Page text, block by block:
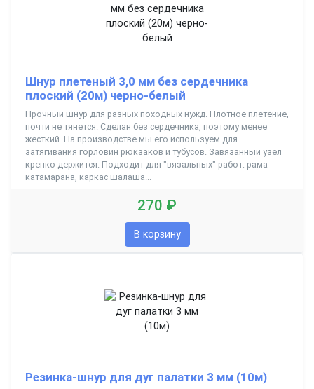
Шнур плетеный 3,0 мм без сердечника
плоский (20м) черно-белый
Прочный шнур для разных походных нужд. Плотное плетение,
почти не тянется. Сделан без сердечника, поэтому менее
жесткий. На производстве мы его используем для
затягивания горловин рюкзаков и тубусов. Завязанный узел
крепко держится. Подходит для "вязальных" работ: рама
катамарана, каркас шалаша...
270 ₽
В корзину
Резинка-шнур для дуг палатки 3 мм (10м)